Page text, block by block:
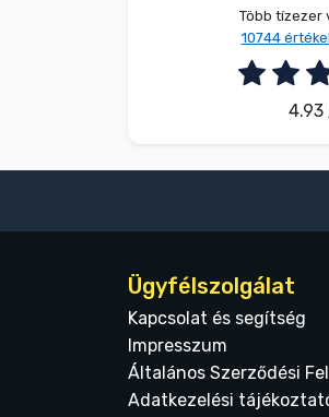
Több tízezer
10744
4.93
Ügyfélszolgálat
Kapcsolat és segítség
Impresszum
Általános Szerződési
Adatkezelési